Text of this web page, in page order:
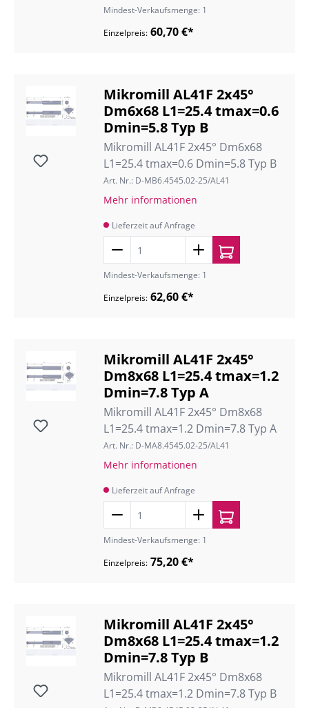
Mindest-Verkaufsmenge: 1
Einzelpreis: 60,70 €*
Mikromill AL41F 2x45°
Dm6x68 L1=25.4 tmax=0.6
Dmin=5.8 Typ B
Mikromill AL41F 2x45° Dm6x68
L1=25.4 tmax=0.6 Dmin=5.8 Typ B
Art. Nr.: D-MB6.4545.02-25/AL41
Mehr informationen
Lieferzeit auf Anfrage
Mindest-Verkaufsmenge: 1
Einzelpreis: 62,60 €*
Mikromill AL41F 2x45°
Dm8x68 L1=25.4 tmax=1.2
Dmin=7.8 Typ A
Mikromill AL41F 2x45° Dm8x68
L1=25.4 tmax=1.2 Dmin=7.8 Typ A
Art. Nr.: D-MA8.4545.02-25/AL41
Mehr informationen
Lieferzeit auf Anfrage
Mindest-Verkaufsmenge: 1
Einzelpreis: 75,20 €*
Mikromill AL41F 2x45°
Dm8x68 L1=25.4 tmax=1.2
Dmin=7.8 Typ B
Mikromill AL41F 2x45° Dm8x68
L1=25.4 tmax=1.2 Dmin=7.8 Typ B